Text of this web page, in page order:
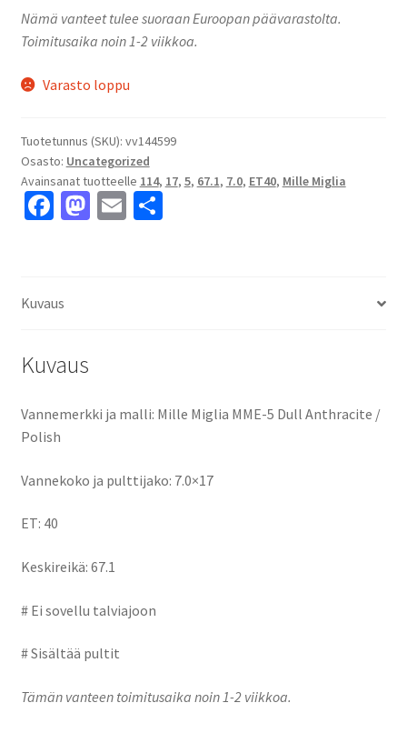
Nämä vanteet tulee suoraan Euroopan päävarastolta.
Toimitusaika noin 1-2 viikkoa.
Varasto loppu
Tuotetunnus (SKU): vv144599
Osasto: Uncategorized
Avainsanat tuotteelle 114, 17, 5, 67.1, 7.0, ET40, Mille Miglia
Fa
o
M E S
Kuvaus
Kuvaus
Vannemerkki ja malli: Mille Miglia MME-5 Dull Anthracite /
Polish
Vannekoko ja pulttijako: 7.0×17
ET: 40
Keskireikä: 67.1
# Ei sovellu talviajoon
# Sisältää pultit
Tämän vanteen toimitusaika noin 1-2 viikkoa.